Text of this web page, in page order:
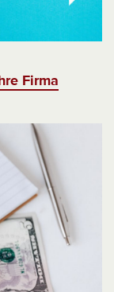
Firma